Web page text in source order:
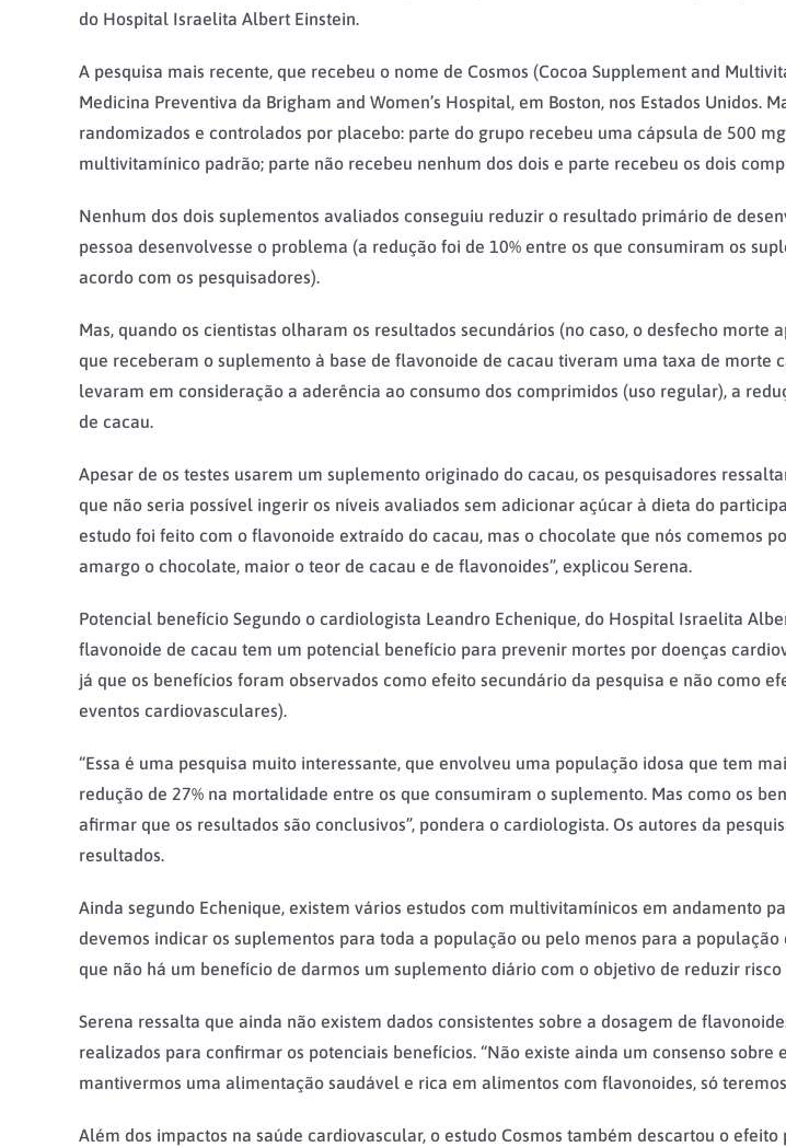
do Hospital Israelita Albert Einstein.
A pesquisa mais recente, que recebeu o nome de Cosmos (Cocoa Supplement and
Medicina Preventiva da Brigham and Women’s Hospital, em Boston, nos Estados
randomizados e controlados por placebo: parte do grupo recebeu uma cápsula de 500
multivitamínico padrão; parte não recebeu nenhum dos dois e parte recebeu os dois
Nenhum dos dois suplementos avaliados conseguiu reduzir o resultado primário de
pessoa desenvolvesse o problema (a redução foi de 10% entre os que consumiram os
acordo com os pesquisadores).
Mas, quando os cientistas olharam os resultados secundários (no caso, o desfecho
que receberam o suplemento à base de flavonoide de cacau tiveram uma taxa de morte
levaram em consideração a aderência ao consumo dos comprimidos (uso regular), a
de cacau.
Apesar de os testes usarem um suplemento originado do cacau, os pesquisadores
que não seria possível ingerir os níveis avaliados sem adicionar açúcar à dieta do
estudo foi feito com o flavonoide extraído do cacau, mas o chocolate que nós comemos
amargo o chocolate, maior o teor de cacau e de flavonoides”, explicou Serena.
Potencial benefício Segundo o cardiologista Leandro Echenique, do Hospital Israelita
flavonoide de cacau tem um potencial benefício para prevenir mortes por doenças
já que os benefícios foram observados como efeito secundário da pesquisa e não como
eventos cardiovasculares).
“Essa é uma pesquisa muito interessante, que envolveu uma população idosa que tem
redução de 27% na mortalidade entre os que consumiram o suplemento. Mas como os
afirmar que os resultados são conclusivos”, pondera o cardiologista. Os autores da
resultados.
Ainda segundo Echenique, existem vários estudos com multivitamínicos em andamento
devemos indicar os suplementos para toda a população ou pelo menos para a
que não há um benefício de darmos um suplemento diário com o objetivo de reduzir risco
Serena ressalta que ainda não existem dados consistentes sobre a dosagem de
realizados para confirmar os potenciais benefícios. “Não existe ainda um consenso
mantivermos uma alimentação saudável e rica em alimentos com flavonoides, só
Além dos impactos na saúde cardiovascular, o estudo Cosmos também descartou o